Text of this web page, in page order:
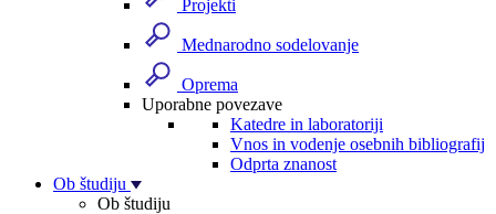
Projekti
Mednarodno sodelovanje
Oprema
Uporabne povezave
Katedre in laboratoriji
Vnos in vodenje osebnih bibliografij
Odprta znanost
Ob študiju
Ob študiju